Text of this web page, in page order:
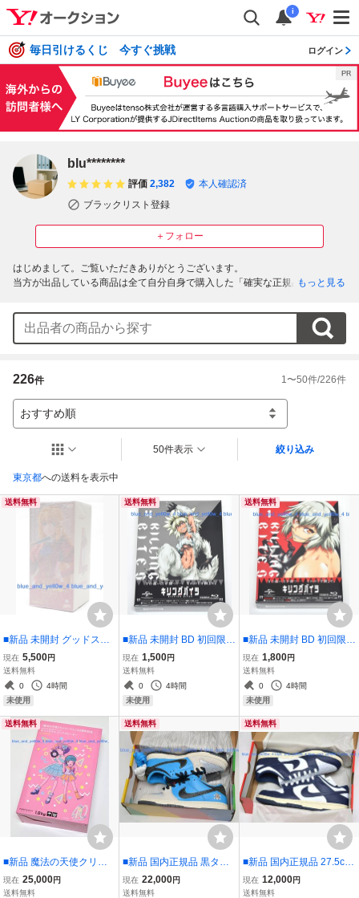
i
毎日引けるくじ 今すぐ挑戦 ログイン
blu********
＋フォロー
評価 2,382
本人確認済
ブラックリスト登録
はじめまして。ご覧いただきありがとうございます。
当方が出品している商品は全て自分自身で購入した「確実な正規品」のみと
てご入札ください。
商品は丁寧かつ厳重に梱包し、ヤマト運輸または佐川急便にて発送いたしま
す。どちらも追跡番号付き・補償ありの配送方法ですので万が一の際もご安
誠実なお取引を心がけております。どうぞよろしくお願いいたします。
もっと見る
226件 1 〜50件/226件
おすすめ順
東京都への送料を表示中
50件表示 絞り込み
送料無料
■新品 未開封 グッドスマ
イルカンパニー POP UP
PARADE 『悪役令嬢転生
おじさん』 グレイス・オ
ーヴェルヌ L size フィギ
現在 5,500円
送料無料
0
4時間
未使用
送料無料
■新品 未開封 BD 初回限定
版 キリングバイツ 第4巻
Blu-ray
現在 1,500円
送料無料
0
4時間
未使用
送料無料
■新品 未開封 BD 初回限定
版 キリングバイツ 第1巻
Blu-ray
現在 1,800円
送料無料
0
4時間
未使用
送料無料
■新品 魔法の天使クリィ
ミーマミ 40周年記念描き
おろし着せ替えジャケッ
現在 25,000円
送料無料
送料無料
■新品 国内正規品 黒タグ
付き 26cm INSTANT SKA
TEBOARDS × NIKE SB D
現在 22,000円
送料無料
送料無料
■新品 国内正規品 27.5cm
Nike WMNS W Dunk Low
Vintage Navy DD1503-11
現在 12,000円
送料無料